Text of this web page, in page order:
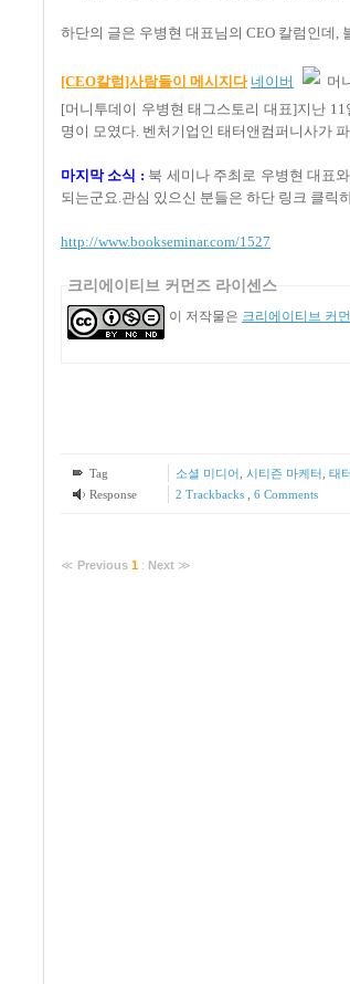
하단의 글은 우병현 대표님의 CEO 칼럼인데,
[CEO칼럼]사람들이 메시지다 네이버
머
[머니투데이 우병현 태그스토리 대표]지난
명이 모였다. 벤처기업인 태터앤컴퍼니사가
마지막 소식 : 북 세미나 주최로 우병현 대표
되는군요.관심 있으신 분들은 하단 링크 클릭
http://www.bookseminar.com/1527
크리에이티브 커먼즈 라이센스
이 저작물은 크리에이티브 커
Tag 소셜 미디어 시티즌 마케터 태
Response
2 Trackbacks 6Comments
≪ Previous 1 : Next ≫